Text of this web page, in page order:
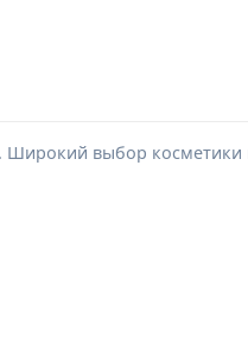
Широкий выбор